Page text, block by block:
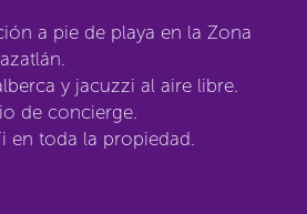
a pie de playa en la Zona
y jacuzzi al aire libre.
de concierge.
en toda la propiedad.